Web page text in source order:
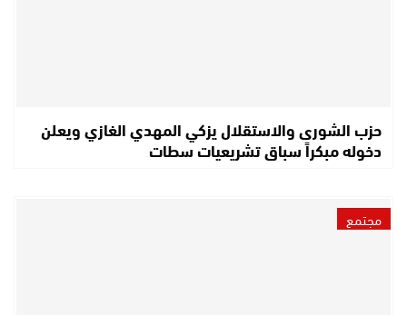
حزب الشورى والاستقلال يزكي المهدي الغازي ويعلن
دخوله مبكراً سباق تشريعيات سطات
مجتمع